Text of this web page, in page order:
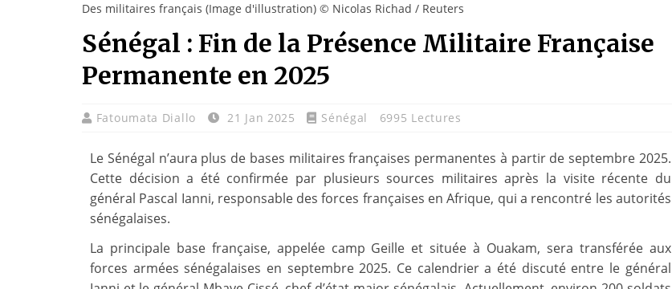
Des militaires français (Image d'illustration) © Nicolas Richad / Reuters
Sénégal : Fin de la Présence Militaire Française
Permanente en 2025
Fatoumata Diallo 21 Jan 2025 Sénégal 6995 Lectures
Le Sénégal n’aura plus de bases militaires françaises permanentes à partir de septembre 2025.
Cette décision a été confirmée par plusieurs sources militaires après la visite récente du
général Pascal Ianni, responsable des forces françaises en Afrique, qui a rencontré les autorités
sénégalaises.
La principale base française, appelée camp Geille et située à Ouakam, sera transférée aux
forces armées sénégalaises en septembre 2025. Ce calendrier a été discuté entre le général